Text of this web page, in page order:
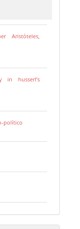
Aristóteles,
in husserl’s
político